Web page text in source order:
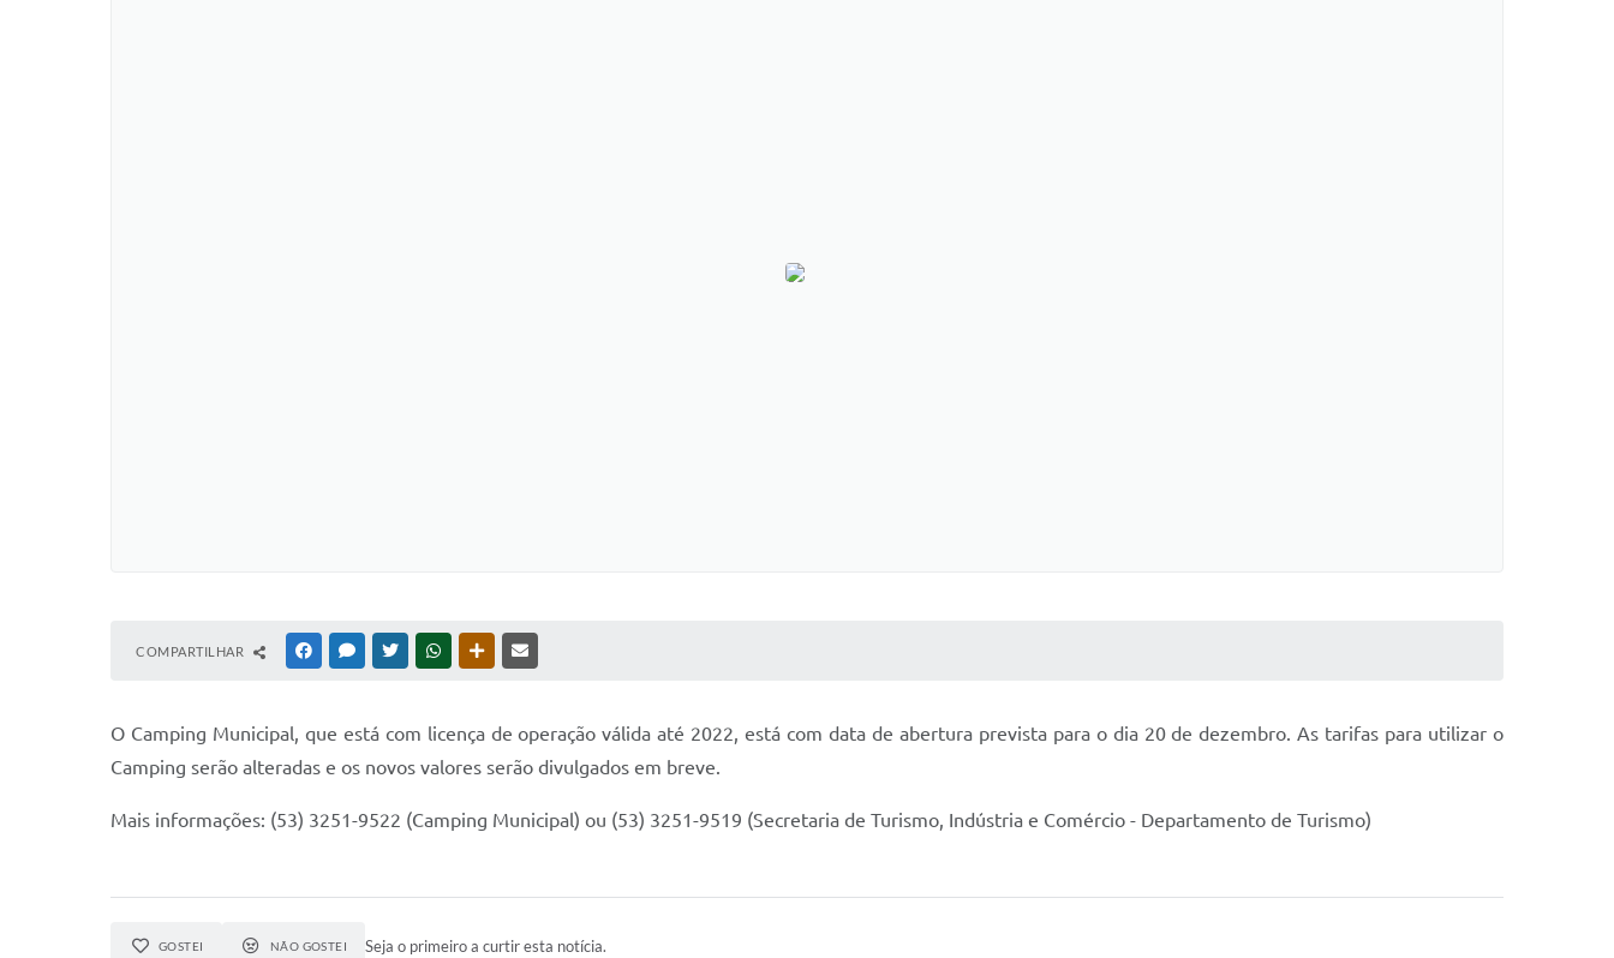
COMPARTILHAR FACEBOOKMESSENGER
TWITTERWHATSAPPOUTRAS MÍDIAS
O Camping Municipal, que está com licença de operação válida até 2022, está com data de abertura prevista para o dia 20 de dezembro. As tarifas para utilizar o
Camping serão alteradas e os novos valores serão divulgados em breve.
Mais informações: (53) 3251-9522 (Camping Municipal) ou (53) 3251-9519 (Secretaria de Turismo, Indústria e Comércio - Departamento de Turismo)
GOSTEI NÃO GOSTEI Seja o primeiro a curtir esta notícia.